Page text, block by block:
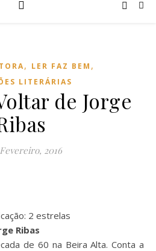
, LER FAZ BEM ,
LITERÁRIAS
de Jorge
2016
2 estrelas
Ribas
de 60 na Beira Alta. Conta a